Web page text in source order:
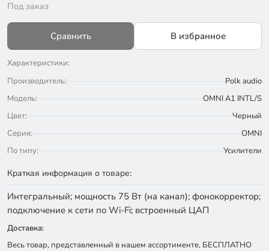
Под заказ
Сравнить В избранное
Характеристики:
Производитель:
Polk audio
Модель:
OMNI A1 INTL/S
Цвет:
Черный
Серия:
OMNI
По типу:
Усилители
Краткая информация о товаре:
Интегральный; мощность 75 Вт (на канал); фонокорректор;
подключение к сети по Wi-Fi; встроенный ЦАП
Доставка:
Весь товар, представленный в нашем ассортименте, БЕСПЛАТНО